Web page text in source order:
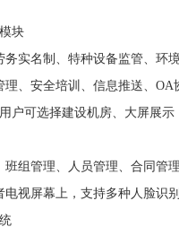
块
务实名制、特种设备监管、环
、安全培训、信息推送、OA
户可选择建设机房、大屏展示
班组管理、人员管理、合同管
视屏幕上，支持多种人脸识